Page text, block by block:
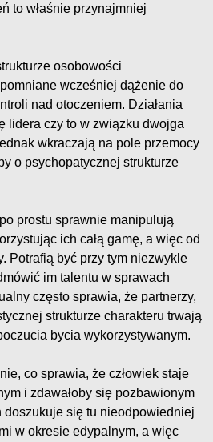
to właśnie przynajmniej
osobowości
wcześniej dążenie do
nad otoczeniem. Działania
lidera czy to w związku dwojga
wkraczają na pole przemocy
o psychopatycznej strukturze
prostu sprawnie manipulują
ich całą gamę, a więc od
Potrafią być przy tym niezwykle
im talentu w sprawach
często sprawia, że partnerzy,
strukturze charakteru trwają
bycia wykorzystywanym.
co sprawia, że człowiek staje
i zdawałoby się pozbawionym
doszukuje się tu nieodpowiedniej
w okresie edypalnym, a więc